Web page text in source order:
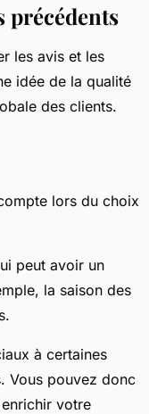
précédents
les avis et les
idée de la qualité
des clients.
lors du choix
peut avoir un
la saison des
à certaines
Vous pouvez donc
votre